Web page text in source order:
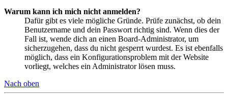
Warum kann ich mich nicht anmelden?
Dafür gibt es viele mögliche Gründe. Prüfe zunächst, ob dein
Benutzername und dein Passwort richtig sind. Wenn dies der
Fall ist, wende dich an einen Board-Administrator, um
sicherzugehen, dass du nicht gesperrt wurdest. Es ist ebenfalls
möglich, dass ein Konfigurationsproblem mit der Website
vorliegt, welches ein Administrator lösen muss.
Nach oben